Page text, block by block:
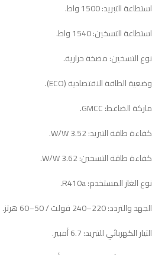
استطاعة التبريد: 1500 واط.
استطاعة التسخين: 1540 واط.
نوع التسخين: مضخة حرارية.
وضعية الطاقة الاقتصادية (ECO).
ماركة الضاغط: GMCC.
كفاءة طاقة التبريد: 3.52 W/W.
كفاءة طاقة التسخين: 3.62 W/W.
نوع الغاز المستخدم: R410a.
الجهد والتردد: 220–240 فولت / 50–60 هرتز.
التيار الكهربائي للتبريد: 6.7 أمبير.